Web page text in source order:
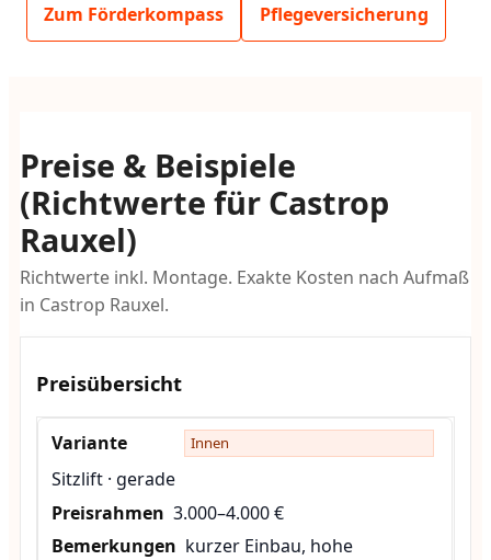
Zum Förderkompass Pflegeversicherung
Preise & Beispiele
(Richtwerte für Castrop
Rauxel)
Richtwerte inkl. Montage. Exakte Kosten nach Aufmaß
in Castrop Rauxel.
Preisübersicht
Innen
Sitzlift · gerade
3.000–4.000 €
kurzer Einbau, hohe